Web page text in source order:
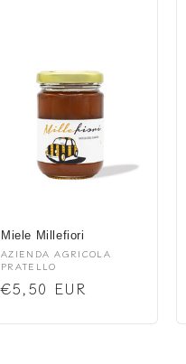
Miele Millefiori
Anbieter:
AZIENDA AGRICOLA
PRATELLO
Normaler
€5,50 EUR